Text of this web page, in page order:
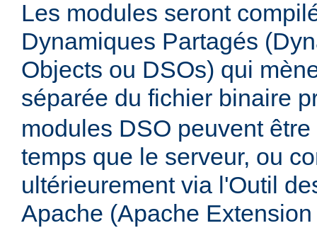
Les modules seront
Dynamiques Partagés
Objects ou DSOs) qui
séparée du fichier binaire
modules DSO peuvent
temps que le serveur, ou
ultérieurement via l'Outil
Apache (Apache